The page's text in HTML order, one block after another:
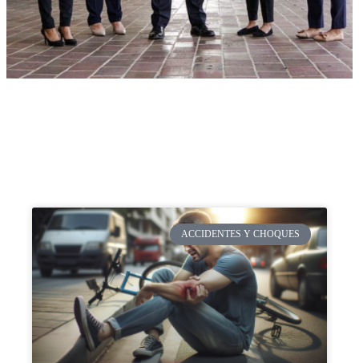
ACCIDENTES Y CHOQUES